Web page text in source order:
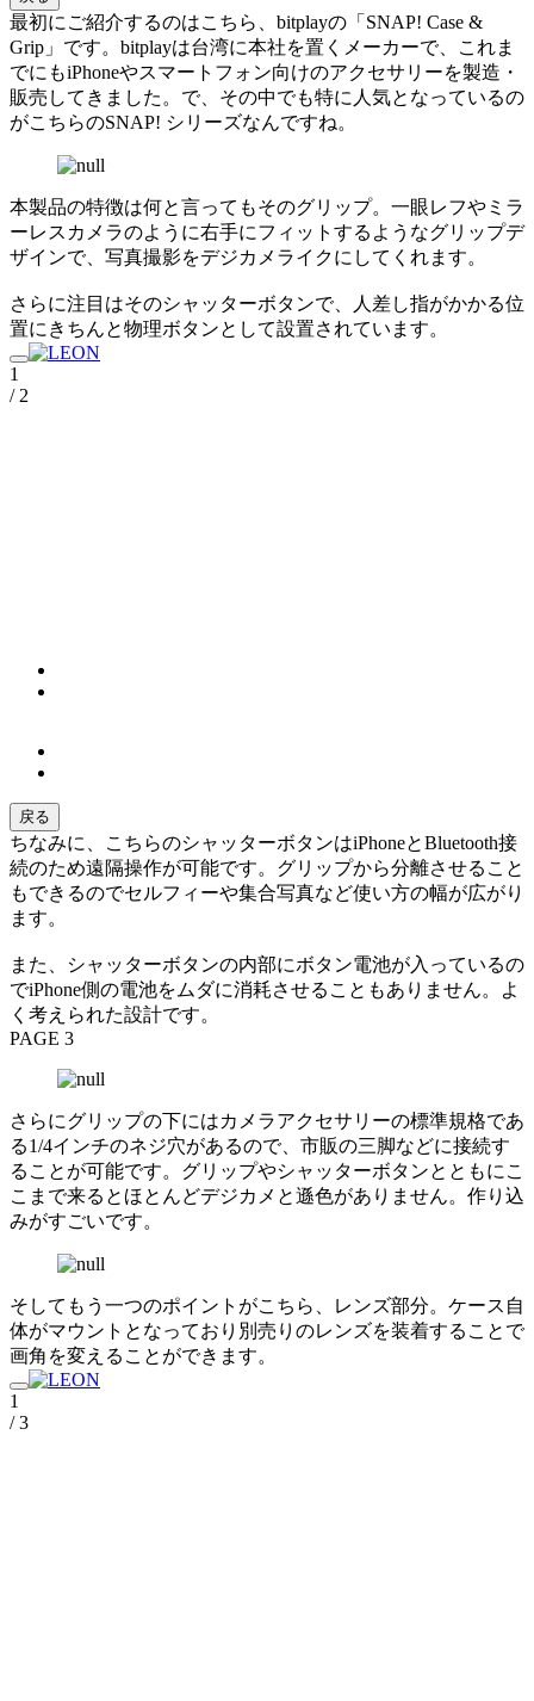
最初にご紹介するのはこちら、bitplayの「SNAP! Case &
Grip」です。bitplayは台湾に本社を置くメーカーで、これま
でにもiPhoneやスマートフォン向けのアクセサリーを製造・
販売してきました。で、その中でも特に人気となっているの
がこちらのSNAP! シリーズなんですね。
本製品の特徴は何と言ってもそのグリップ。一眼レフやミラ
ーレスカメラのように右手にフィットするようなグリップデ
ザインで、写真撮影をデジカメライクにしてくれます。
さらに注目はそのシャッターボタンで、人差し指がかかる位
置にきちんと物理ボタンとして設置されています。
1
/ 2
戻る
ちなみに、こちらのシャッターボタンはiPhoneとBluetooth接
続のため遠隔操作が可能です。グリップから分離させること
もできるのでセルフィーや集合写真など使い方の幅が広がり
ます。
また、シャッターボタンの内部にボタン電池が入っているの
でiPhone側の電池をムダに消耗させることもありません。よ
く考えられた設計です。
PAGE 3
さらにグリップの下にはカメラアクセサリーの標準規格であ
る1/4インチのネジ穴があるので、市販の三脚などに接続す
ることが可能です。グリップやシャッターボタンとともにこ
こまで来るとほとんどデジカメと遜色がありません。作り込
みがすごいです。
そしてもう一つのポイントがこちら、レンズ部分。ケース自
体がマウントとなっており別売りのレンズを装着することで
画角を変えることができます。
1
/ 3